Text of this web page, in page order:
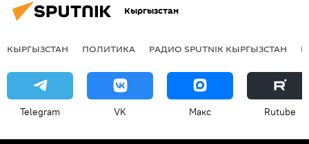
Кыргызстан
КЫРГЫЗСТАН ПОЛИТИКА РАДИО SPUTNIK КЫРГЫЗСТАН
Telegram VK Макс Rutube